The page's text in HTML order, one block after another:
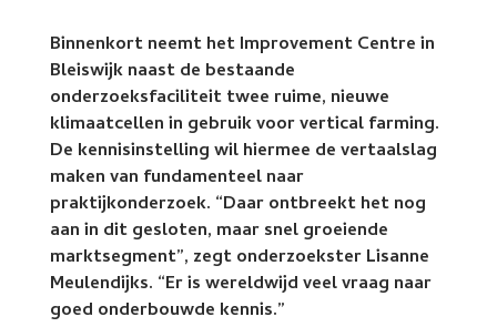
Binnenkort neemt het Improvement Centre in
Bleiswijk naast de bestaande
onderzoeksfaciliteit twee ruime, nieuwe
klimaatcellen in gebruik voor vertical farming.
De kennisinstelling wil hiermee de vertaalslag
maken van fundamenteel naar
praktijkonderzoek. “Daar ontbreekt het nog
aan in dit gesloten, maar snel groeiende
marktsegment”, zegt onderzoekster Lisanne
Meulendijks. “Er is wereldwijd veel vraag naar
goed onderbouwde kennis.”